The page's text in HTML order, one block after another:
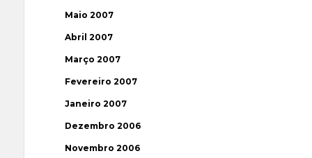
Maio 2007
Abril 2007
Março 2007
Fevereiro 2007
Janeiro 2007
Dezembro 2006
Novembro 2006